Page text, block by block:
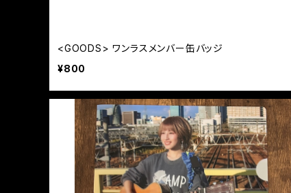
<GOODS> ワンラスメンバー缶バッジ
¥800